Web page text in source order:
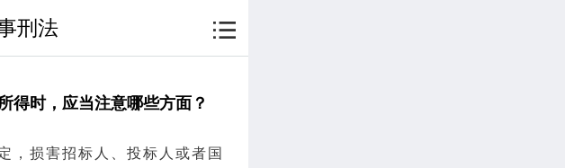
刑法
得时，应当注意哪些方面？
，损害招标人、投标人或者国